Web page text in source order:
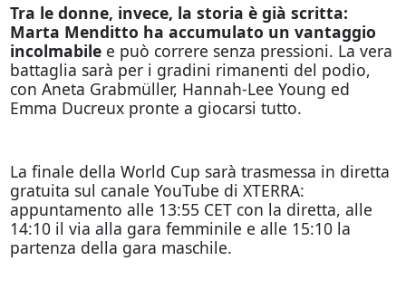
Tra le donne, invece, la storia è già scritta:
Marta Menditto ha accumulato un vantaggio
incolmabile e può correre senza pressioni. La vera
battaglia sarà per i gradini rimanenti del podio,
con Aneta Grabmüller, Hannah-Lee Young ed
Emma Ducreux pronte a giocarsi tutto.
La finale della World Cup sarà trasmessa in diretta
gratuita sul canale YouTube di XTERRA:
appuntamento alle 13:55 CET con la diretta, alle
14:10 il via alla gara femminile e alle 15:10 la
partenza della gara maschile.